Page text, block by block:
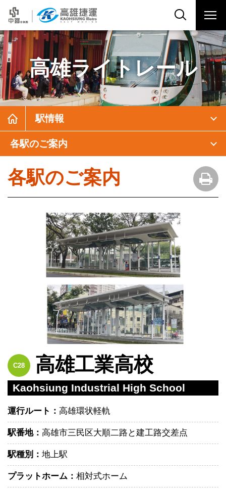
高雄ライトレール
駅情報
各駅のご案内
各駅のご案内
C28 高雄工業高校
Kaohsiung Industrial High School
運行ルート： 高雄環状軽軌
駅番地： 高雄市三民区大順二路と建工路交差点
駅種別： 地上駅
プラットホーム： 相対式ホーム